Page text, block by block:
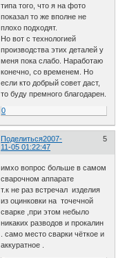
типа того, что я на фото
показал то же вполне не
плохо подходят.
Но вот с технологией
производства этих деталей у
меня пока слабо. Наработаю
конечно, со временем. Но
если кто добрый совет даст,
то буду премного благодарен.
0
Поделиться 5
2007-
11-05 01:22:47
имхо вопрос больше в самом
сварочном аппарате
т.к не раз встречал изделия
из оцинковки на точечной
сварке ,при этом небыло
никаких разводов и прокалин
. само место сварки чёткое и
аккуратное .